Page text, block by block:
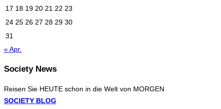
17 18 19 20 21 22 23
24 25 26 27 28 29 30
31
« Apr.
Society News
Reisen Sie HEUTE schon in die Welt von MORGEN
Zum
SOCIETY BLOG